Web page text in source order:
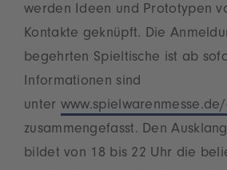
werden Ideen und Prototypen
Kontakte geknüpft. Die
begehrten Spieltische ist ab
Informationen sind
unter
zusammengefasst. Den
bildet von 18 bis 22 Uhr die